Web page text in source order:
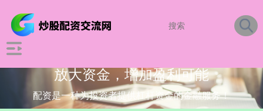
放大资金，增加盈利可能
配资是一种为投资者提供杠杆资金的金融服务！